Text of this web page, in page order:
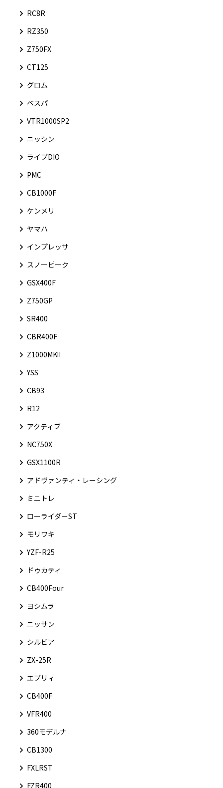
RC8R
RZ350
Z750FX
CT125
グロム
ベスパ
VTR1000SP2
ニッシン
ライブDIO
PMC
CB1000F
ケンメリ
ヤマハ
インプレッサ
スノーピーク
GSX400F
Z750GP
SR400
CBR400F
Z1000MKⅡ
YSS
CB93
R12
アクティブ
NC750X
GSX1100R
アドヴァンティ・レーシング
ミニトレ
ローライダーST
モリワキ
YZF-R25
ドゥカティ
CB400Four
ヨシムラ
ニッサン
シルビア
ZX-25R
エブリィ
CB400F
VFR400
360モデルナ
CB1300
FXLRST
FZR400